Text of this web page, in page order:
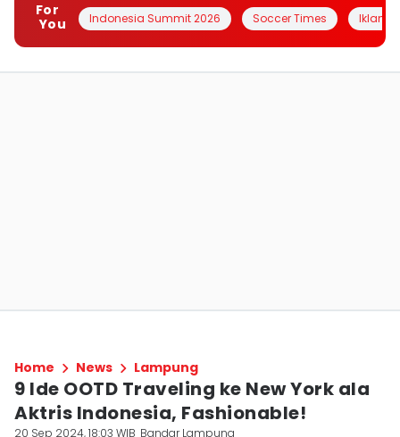
For
You
Indonesia Summit 2026 Soccer Times Iklanin
Home News Lampung
9 Ide OOTD Traveling ke New York ala
Aktris Indonesia, Fashionable!
20 Sep 2024, 18:03 WIB Bandar Lampung